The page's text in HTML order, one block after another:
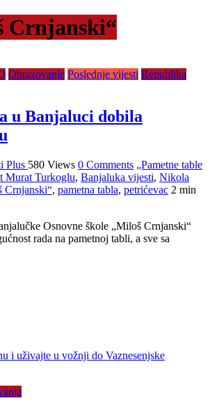
Crnjanski“
Obrazovanje Poslednje vijesti Republika
u Banjaluci dobila
Plus 580 Views 0 Comments „Pametne table
Murat Turkoglu, Banjaluka vijesti, Nikola
Crnjanski“, pametna tabla, petrićevac 2 min
Osnovne škole „Miloš Crnjanski“
rada na pametnoj tabli, a sve sa